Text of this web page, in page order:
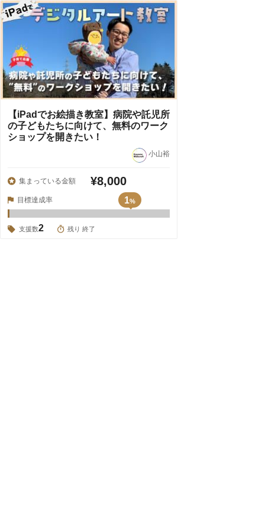
【iPadでお絵描き教室】病院や託児所
の子どもたちに向けて、無料のワーク
ショップを開きたい！
小山裕
集まっている金額 ¥8,000
目標達成率 1%
支援数2 残り 終了